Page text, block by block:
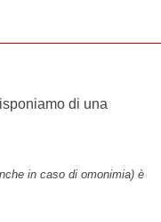
di una
in caso di omonimia) è